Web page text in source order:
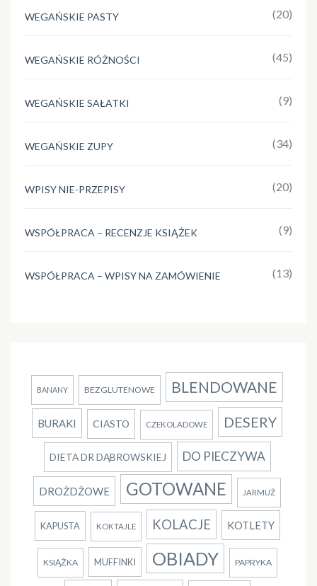
WEGAŃSKIE PASTY (20)
WEGAŃSKIE RÓŻNOŚCI (45)
WEGAŃSKIE SAŁATKI (9)
WEGAŃSKIE ZUPY (34)
WPISY NIE-PRZEPISY (20)
WSPÓŁPRACA – RECENZJE KSIĄŻEK (9)
WSPÓŁPRACA – WPISY NA ZAMÓWIENIE (13)
BANANY BEZGLUTENOWE BLENDOWANE
BURAKI CIASTO CZEKOLADOWE DESERY
DIETA DR DĄBROWSKIEJ DO PIECZYWA
DROŻDŻOWE GOTOWANE JARMUŻ
KAPUSTA KOKTAJLE KOLACJE KOTLETY
KSIĄŻKA MUFFINKI OBIADY PAPRYKA